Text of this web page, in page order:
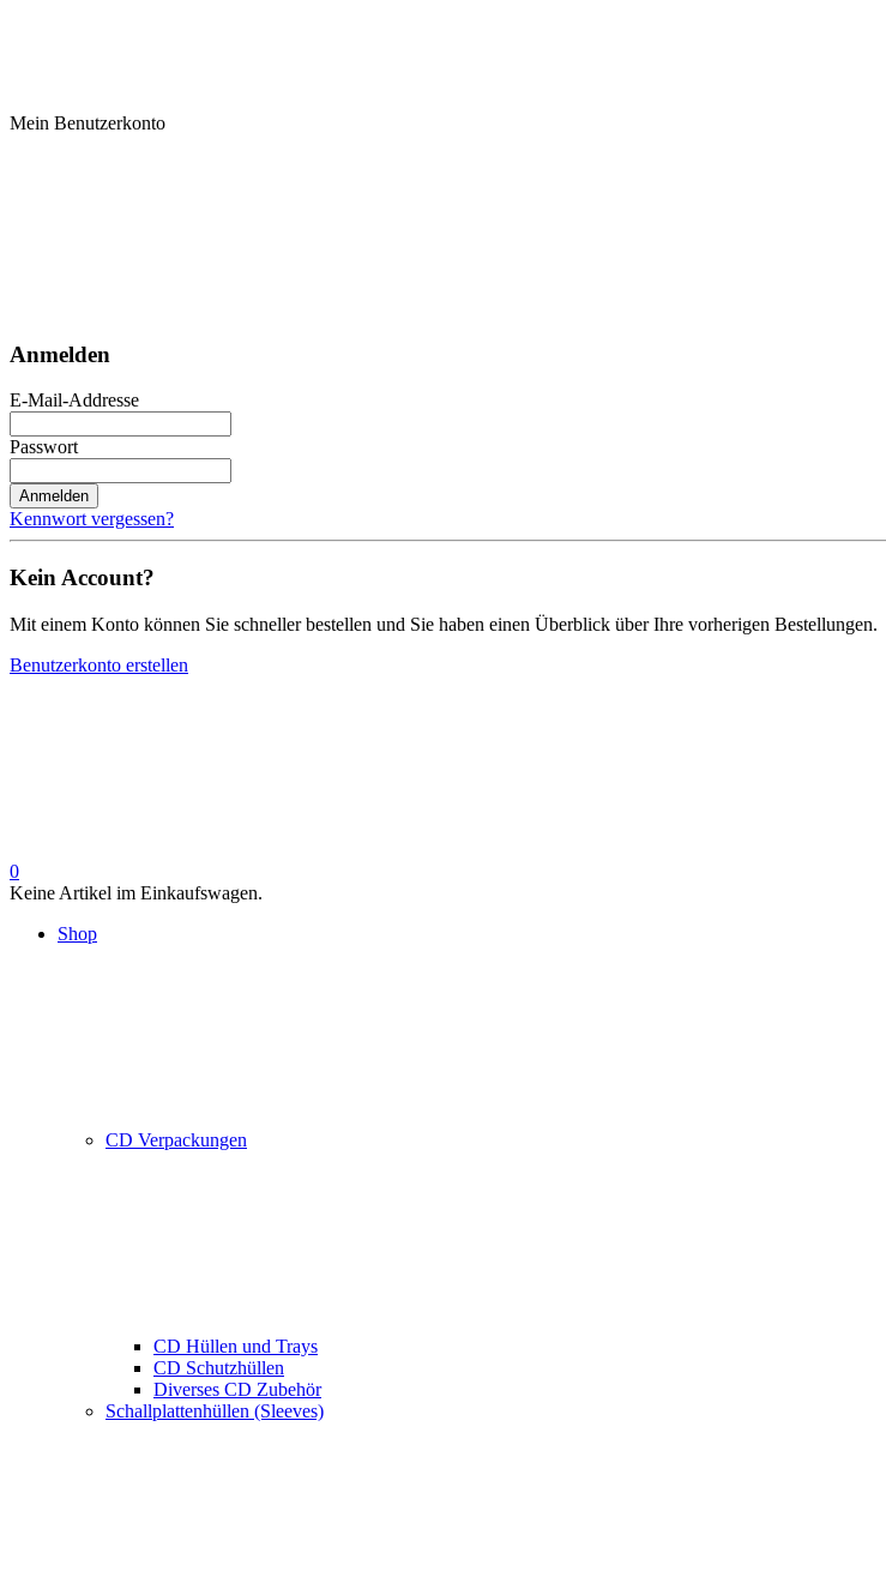
Mein Benutzerkonto
Anmelden
E-Mail-Addresse
Passwort
Anmelden
Kennwort vergessen?
Kein Account?
Mit einem Konto können Sie schneller bestellen und Sie haben einen Überblick über Ihre vorherigen Bestellungen.
Benutzerkonto erstellen
0
Keine Artikel im Einkaufswagen.
Shop
CD Verpackungen
CD Hüllen und Trays
CD Schutzhüllen
Diverses CD Zubehör
Schallplattenhüllen (Sleeves)